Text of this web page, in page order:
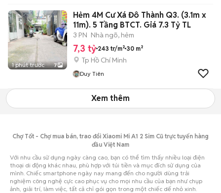
1 phút trước 7
Hẻm 4M Cư Xá Đô Thành Q3. (3.1m x
11m). 5 Tầng BTCT. Giá 7.3 Tỷ TL
3 PN Nhà ngõ, hẻm
7,3 tỷ 243 tr/m² 30 m²
Tp Hồ Chí Minh
Duy Tiên
Xem thêm
Chợ Tốt - Chợ mua bán, trao đổi Xiaomi Mi A1 2 Sim Cũ trực tuyến hàng
đầu Việt Nam
Với nhu cầu sử dụng ngày càng cao, bạn có thể tìm thấy nhiều loại điện
thoại di động khác nhau, phù hợp với túi tiền và mục đích sử dụng của
mình. Chiếc smartphone ngày nay mang đến cho người dùng trải
nghiệm công nghệ cực cao phục vụ cho mọi nhu cầu của bạn như chụp
ảnh, giải trí, làm việc, tất cả chỉ gói gọn trong một chiếc dế nhỏ xinh.